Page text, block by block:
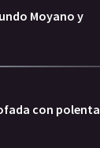
Moyano y
con polenta